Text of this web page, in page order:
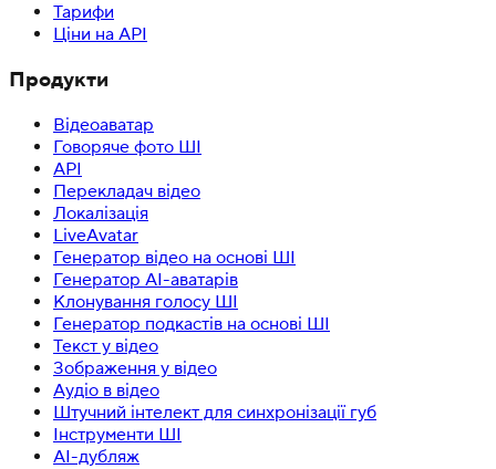
Тарифи
Ціни на API
Продукти
Відеоаватар
Говоряче фото ШІ
API
Перекладач відео
Локалізація
LiveAvatar
Генератор відео на основі ШІ
Генератор AI-аватарів
Клонування голосу ШІ
Генератор подкастів на основі ШІ
Текст у відео
Зображення у відео
Аудіо в відео
Штучний інтелект для синхронізації губ
Інструменти ШІ
AI-дубляж